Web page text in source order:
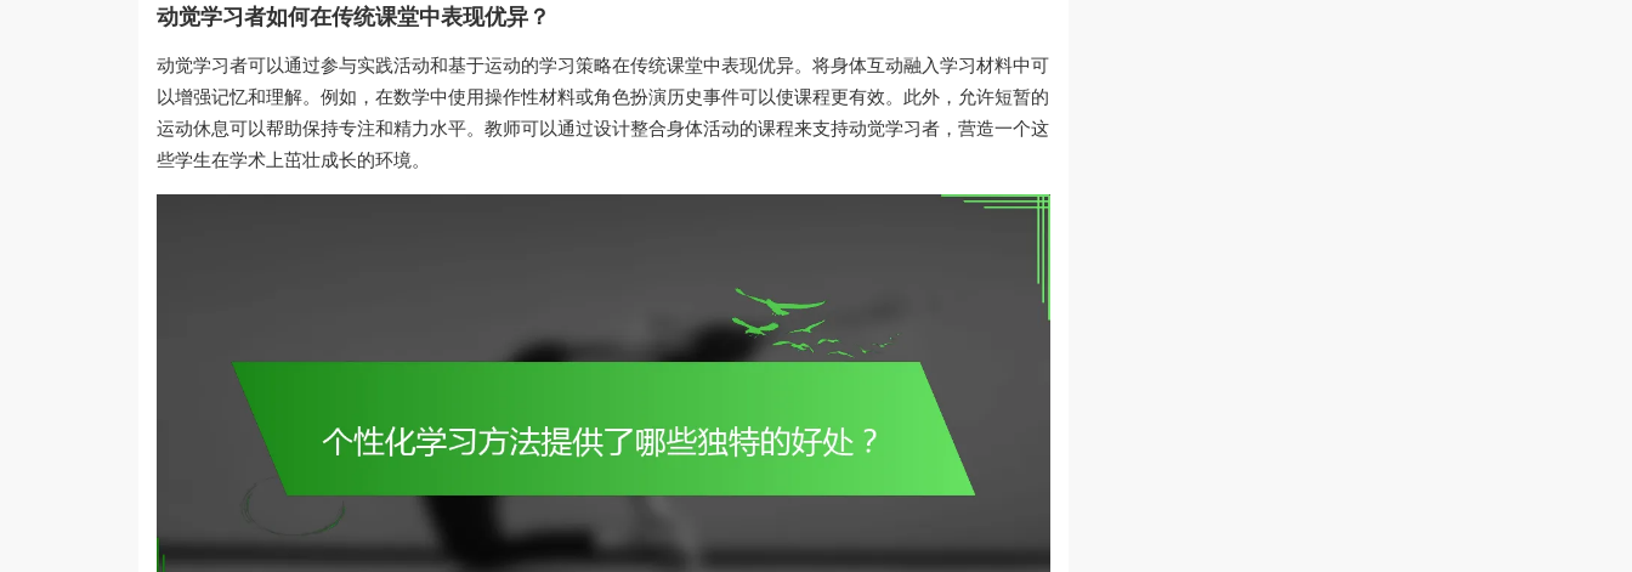
动觉学习者如何在传统课堂中表现优异？
动觉学习者可以通过参与实践活动和基于运动的学习策略在传统课堂中表现优异。将身体互动融入学习材料中可
以增强记忆和理解。例如，在数学中使用操作性材料或角色扮演历史事件可以使课程更有效。此外，允许短暂的
运动休息可以帮助保持专注和精力水平。教师可以通过设计整合身体活动的课程来支持动觉学习者，营造一个这
些学生在学术上茁壮成长的环境。